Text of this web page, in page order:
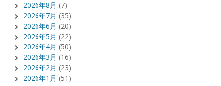
2026年8月 (7)
2026年7月 (35)
2026年6月 (20)
2026年5月 (22)
2026年4月 (50)
2026年3月 (16)
2026年2月 (23)
2026年1月 (51)